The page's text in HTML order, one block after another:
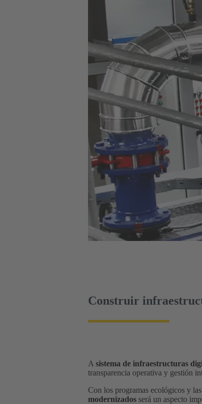
Construir
A sistema de infraestructuras
transparencia operativa y gestión
Con los programas ecológicos y
modernizados será un aspecto